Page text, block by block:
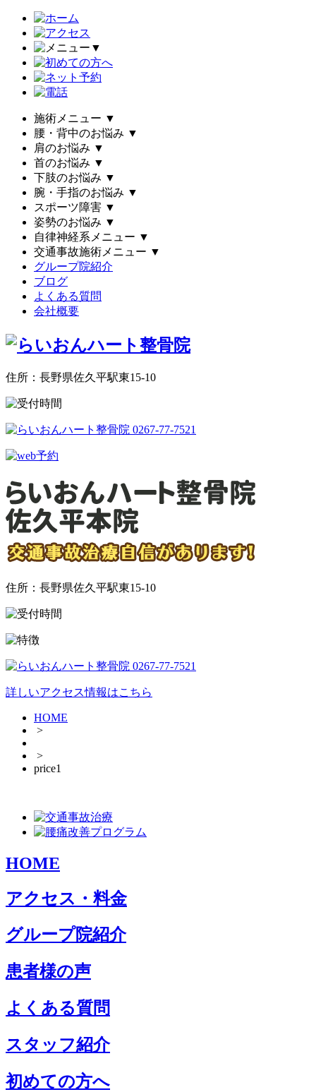
▼
施術メニュー ▼
腰・背中のお悩み ▼
肩のお悩み ▼
首のお悩み ▼
下肢のお悩み ▼
腕・手指のお悩み ▼
スポーツ障害 ▼
姿勢のお悩み ▼
自律神経系メニュー ▼
交通事故施術メニュー ▼
グループ院紹介
ブログ
よくある質問
会社概要
住所：長野県佐久平駅東15-10
住所：長野県佐久平駅東15-10
詳しいアクセス情報はこちら
HOME
>
>
price1
HOME
アクセス・料金
グループ院紹介
患者様の声
よくある質問
スタッフ紹介
初めての方へ